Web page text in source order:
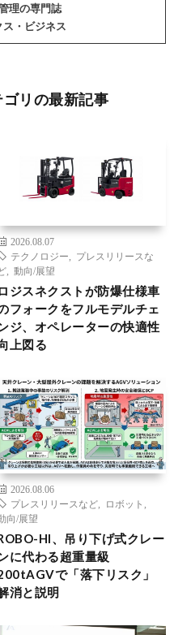
理の専門誌
ス・ビジネス
ゴリの最新記事
2026.08.07
テクノロジー
プレスリリースな
動向/展望
ジスネクストが防爆仕様車
フォークをフルモデルチェ
ジ、オペレーターの快適性
上図る
2026.08.06
プレスリリースなど
ロボット
向/展望
HI、吊り下げ式クレー
に代わる超重量級
で「落下リスク」
消と説明